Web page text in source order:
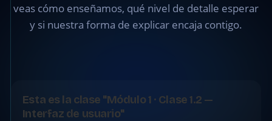
veas cómo enseñamos, qué nivel de detalle esperar
y si nuestra forma de explicar encaja contigo.
CLASE
GRATIS
Interfaz
de
Esta es la clase "Módulo 1 · Clase 1.2 —
Interfaz de usuario"